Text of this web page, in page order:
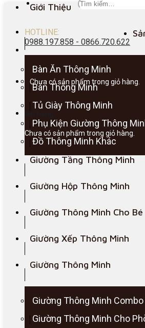
HOTLINE:
0988.197.858 - 0866.720.622
Chưa có sản phẩm trong giỏ hàng.
Giỏ hàng
Chưa có sản phẩm trong giỏ hàng.
Giới Thiệu
Bàn Ăn Thông Minh
Bàn Thông Minh
Tủ Giày Thông Minh
Phụ Kiện Giường Thông
Đồ Thông Minh Khác
Giường Tầng Thông Minh
Giường Hộp Thông Minh
Giường Thông Minh Cho Bé
Giường Xếp Thông Minh
Giường Thông Minh
Giường Thông Minh Combo
Giường Thông Minh Cho